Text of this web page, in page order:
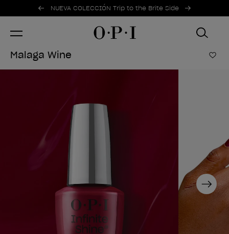
Ofertas promocionales
NUEVA COLECCIÓN Trip to the Brite Side
Item 1 of 2
Malaga Wine
Next